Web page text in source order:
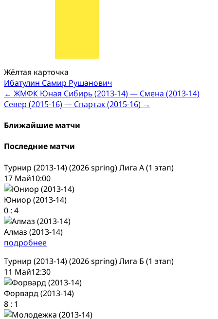
Жёлтая карточка
Ибатулин Самир Рушанович
Post
navigation
← ЖМФК Юная Сибирь (2013-14) — Смена (2013-14)
Север (2015-16) — Спартак (2015-16) →
Ближайшие матчи
Последние матчи
Турнир (2013-14) (2026 spring) Лига А (1 этап)
17 Май10:00
Юниор (2013-14)
0 : 4
Алмаз (2013-14)
подробнее
Турнир (2013-14) (2026 spring) Лига Б (1 этап)
11 Май12:30
Форвард (2013-14)
8 : 1